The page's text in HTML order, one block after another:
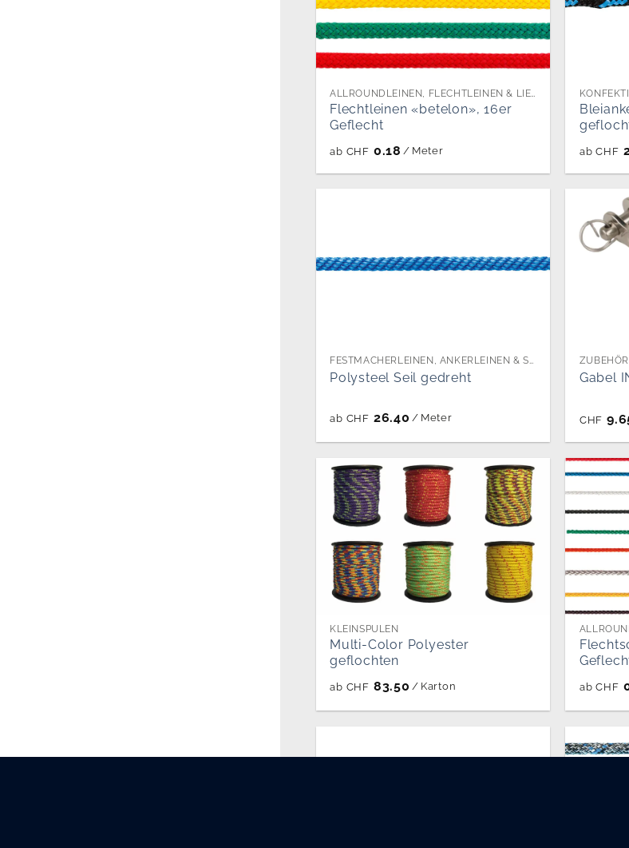
Flechtleinen «betelon», 16er
Geflecht
ab CHF 0.18 / Meter ab CHF
FESTMACHERLEINEN, ANKERLEINEN & SCHLEPPLEINEN PER METER
Polysteel Seil gedreht
ab CHF 26.40 / Meter
Gabel
CHF
KLEINSPULEN
Multi-Color Polyester
geflochten
ab CHF 83.50 / Karton ab CHF